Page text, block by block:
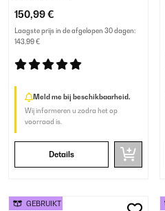
150,99 €
Laagste prijs in de afgelopen 30 dagen:
143,99 €
Meld me bij beschikbaarheid.
Wij informeren u zodra het op
voorraad is.
Details
GEBRUIKT